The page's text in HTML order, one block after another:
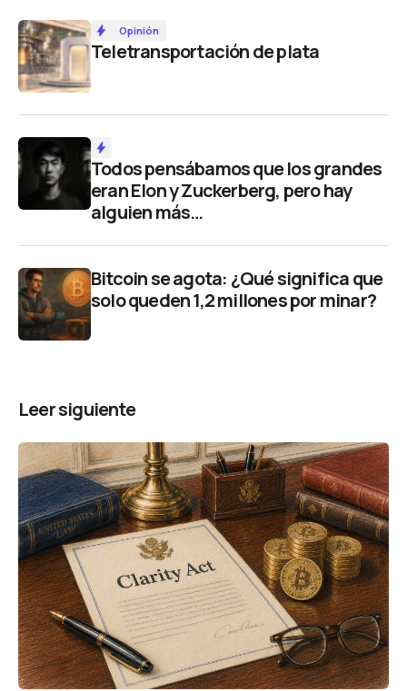
Opinión
Teletransportación de plata
Todos pensábamos que los grandes
eran Elon y Zuckerberg, pero hay
alguien más…
Bitcoin se agota: ¿Qué significa que
solo queden 1,2 millones por minar?
Leer siguiente